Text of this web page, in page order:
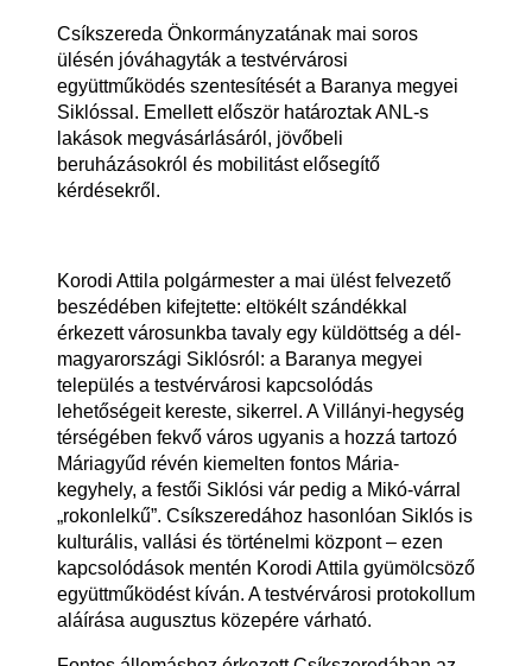
Csíkszereda Önkormányzatának mai soros
ülésén jóváhagyták a testvérvárosi
együttműködés szentesítését a Baranya megyei
Siklóssal. Emellett először határoztak ANL-s
lakások megvásárlásáról, jövőbeli
beruházásokról és mobilitást elősegítő
kérdésekről.
Korodi Attila polgármester a mai ülést felvezető
beszédében kifejtette: eltökélt szándékkal
érkezett városunkba tavaly egy küldöttség a dél-
magyarországi Siklósról: a Baranya megyei
település a testvérvárosi kapcsolódás
lehetőségeit kereste, sikerrel. A Villányi-hegység
térségében fekvő város ugyanis a hozzá tartozó
Máriagyűd révén kiemelten fontos Mária-
kegyhely, a festői Siklósi vár pedig a Mikó-várral
„rokonlelkű”. Csíkszeredához hasonlóan Siklós is
kulturális, vallási és történelmi központ – ezen
kapcsolódások mentén Korodi Attila gyümölcsöző
együttműködést kíván. A testvérvárosi protokollum
aláírása augusztus közepére várható.